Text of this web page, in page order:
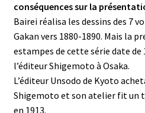
conséquences sur la
Bairei réalisa les dessins des 7
Gakan vers 1880-1890. Mais la
estampes de cette série date de
l’éditeur Shigemoto à Osaka.
L’éditeur Unsodo de Kyoto
Shigemoto et son atelier fit un
en 1913.